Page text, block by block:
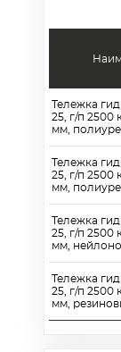
Тележка
25, г/п 2500
мм,
Тележка
25, г/п 2500
мм,
Тележка
25, г/п 2500
мм,
Тележка
25, г/п 2500
мм,